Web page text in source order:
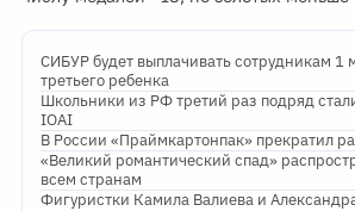
СИБУР будет выплачивать сотрудникам 1
третьего ребенка
Школьники из РФ третий раз подряд
IOAI
В России «Праймкартонпак» прекратил
«Великий романтический спад»
всем странам
Фигуристки Камила Валиева и